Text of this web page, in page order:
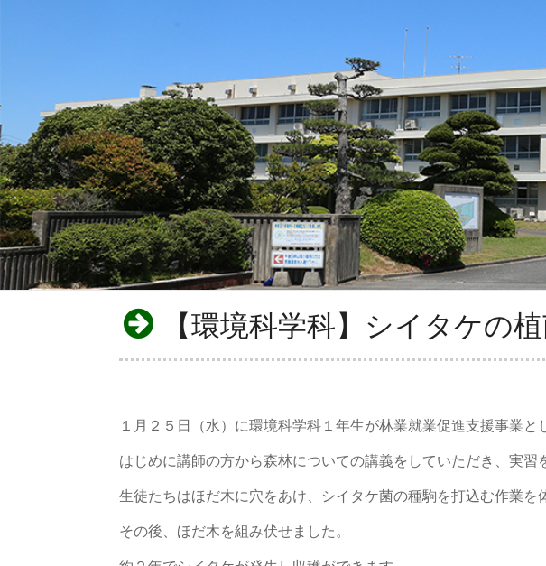
【環境科学科】シイタケの
１月２５日（水）に環境科学科１年生が林業就業促進支援事業と
はじめに講師の方から森林についての講義をしていただき、実習
生徒たちはほだ木に穴をあけ、シイタケ菌の種駒を打込む作業を
その後、ほだ木を組み伏せました。